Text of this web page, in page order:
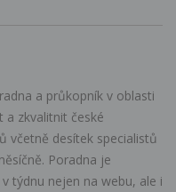
a průkopník v oblasti
a zkvalitnit české
včetně desítek specialistů
Poradna je
týdnu nejen na webu, ale i